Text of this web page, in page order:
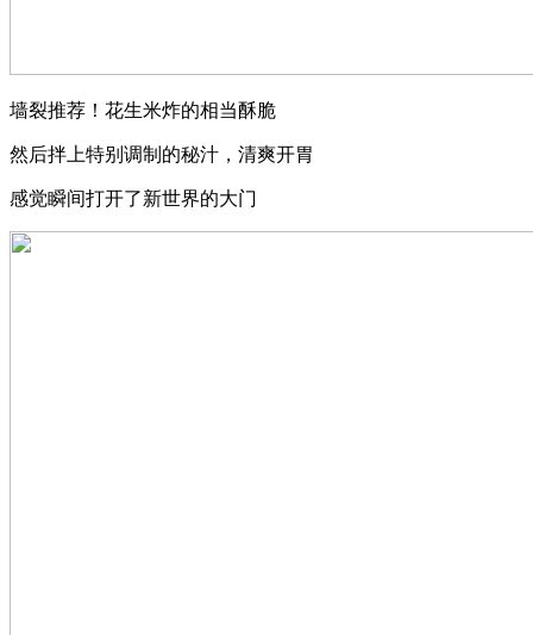
墙裂推荐！花生米炸的相当酥脆
然后拌上特别调制的秘汁，清爽开胃
感觉瞬间打开了新世界的大门